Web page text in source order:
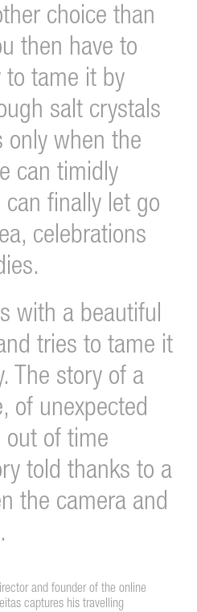
choice than
then have to
tame it by
salt crystals
only when the
can timidly
can finally let go
celebrations
with a beautiful
tries to tame it
The story of a
of unexpected
out of time
told thanks to a
the camera and
and founder of the online
captures his travelling